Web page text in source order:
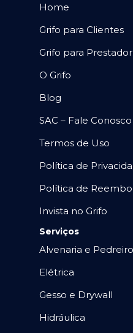
Home
Grifo para Clientes
Grifo para
O Grifo
Blog
SAC – Fale Conosco
Termos de Uso
Política de
Política de
Invista no Grifo
Serviços
Alvenaria e Pedreiro
Elétrica
Gesso e Drywall
Hidráulica